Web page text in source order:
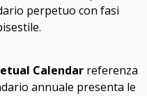
perpetuo con fasi
Calendar referenza
annuale presenta le